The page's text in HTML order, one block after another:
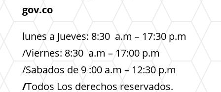
gov.co
lunes a Jueves: 8:30 a.m – 17:30 p.m
/Viernes: 8:30 a.m – 17:00 p.m
/Sabados de 9 :00 a.m – 12:30 p.m
/Todos Los derechos reservados.